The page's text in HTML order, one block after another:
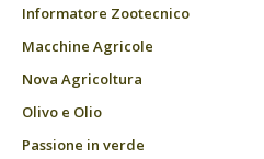
Informatore Zootecnico
Macchine Agricole
Nova Agricoltura
Olivo e Olio
Passione in verde